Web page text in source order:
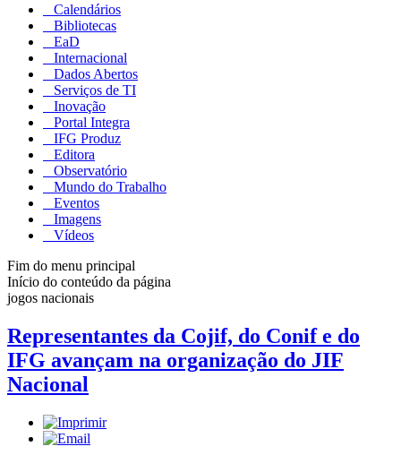
Calendários
Bibliotecas
EaD
Internacional
Dados Abertos
Serviços de TI
Inovação
Portal Integra
IFG Produz
Editora
Observatório
Mundo do Trabalho
Eventos
Imagens
Vídeos
Fim do menu principal
Início do conteúdo da página
jogos nacionais
Representantes da Cojif, do Conif e do
IFG avançam na organização do JIF
Nacional